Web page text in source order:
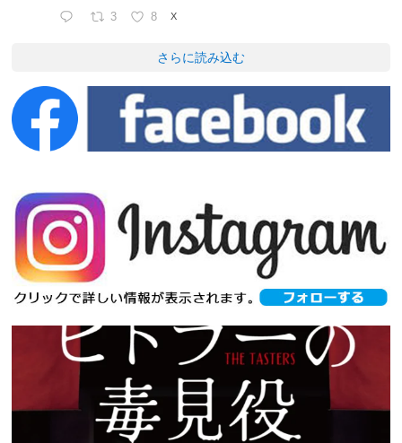
3 8 X
さらに読み込む